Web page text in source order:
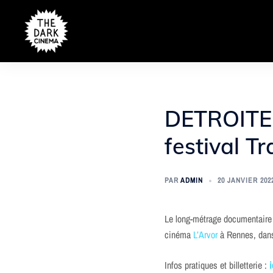
contenu
festival
PARADMIN 20 JANVIER
Le long-métrage
cinéma L’Arvorà Rennes,
Infos pratiques et billetterie :